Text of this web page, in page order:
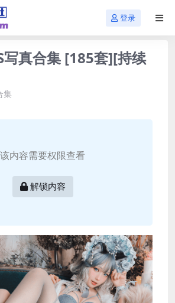
登录
写真合集 [185套][持续
集
该内容需要权限查看
解锁内容